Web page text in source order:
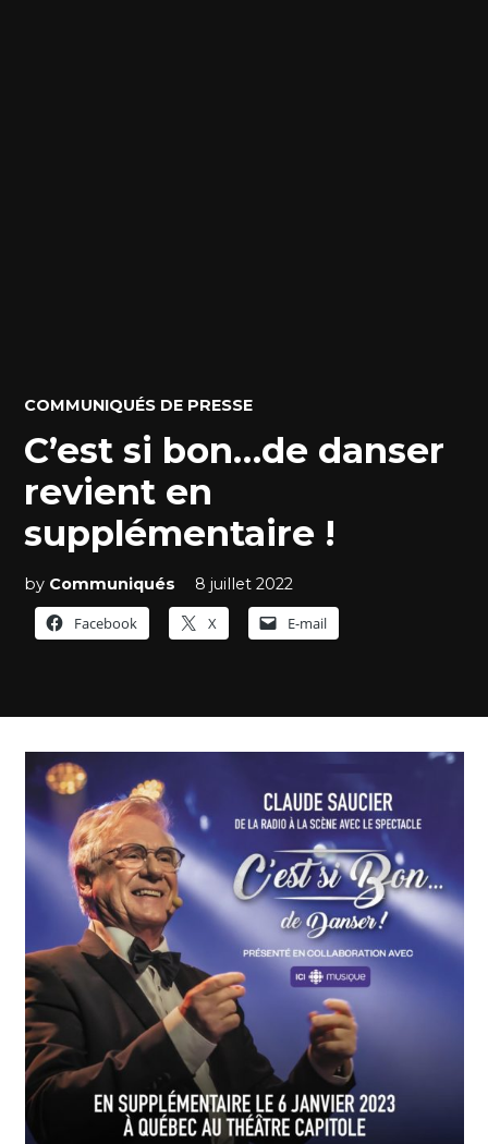
POSTED
COMMUNIQUÉS DE PRESSE
C’est si bon…de danser
revient en
supplémentaire !
by Communiqués
8 juillet 2022
Facebook
X E-mail